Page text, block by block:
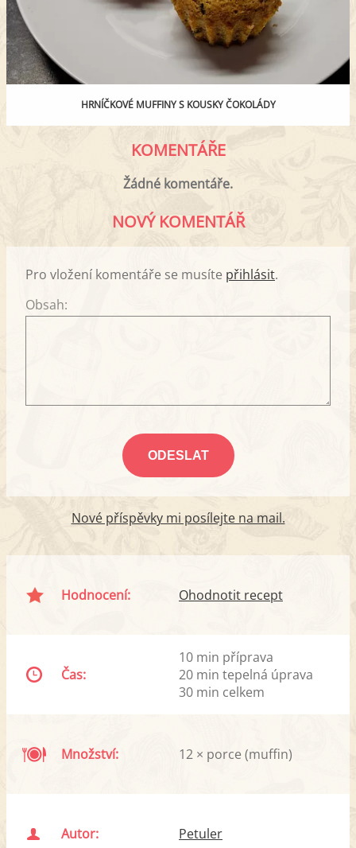
HRNÍČKOVÉ MUFFINY S KOUSKY ČOKOLÁDY
KOMENTÁŘE
Žádné komentáře.
NOVÝ KOMENTÁŘ
Pro vložení komentáře se musíte přihlásit.
Obsah:
Nové příspěvky mi posílejte na mail.
Hodnocení: Ohodnotit recept
Čas:
10 min příprava
20 min tepelná úprava
30 min celkem
Množství: 12 × porce (muffin)
Autor: Petuler